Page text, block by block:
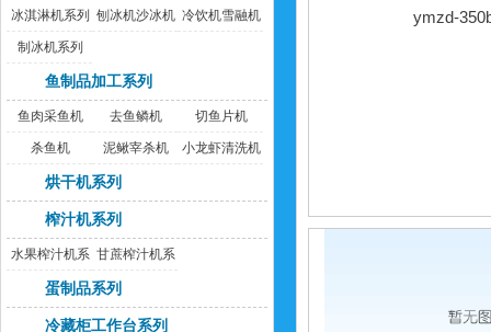
冰淇淋机系列 刨冰机沙冰机 冷饮机雪融机
制冰机系列
鱼制品加工系列
鱼肉采鱼机 去鱼鳞机 切鱼片机
杀鱼机 泥鳅宰杀机 小龙虾清洗机
烘干机系列
榨汁机系列
水果榨汁机系
列
甘蔗榨汁机系
蛋制品系列
冷藏柜工作台系列
ymzd-